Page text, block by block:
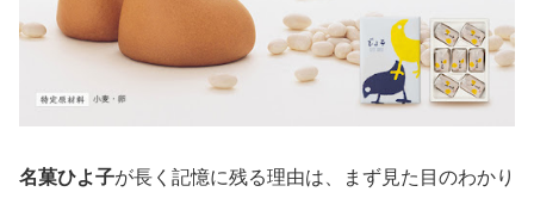
名菓ひよ子が長く記憶に残る理由は、まず見た目のわかり